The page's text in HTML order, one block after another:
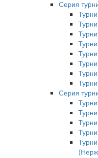
Серия
Серия